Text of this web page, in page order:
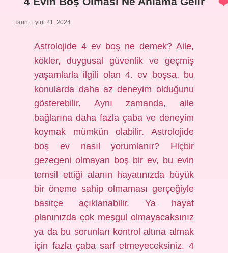
Tarih: Eylül 21, 2024
Astrolojide 4 ev boş ne demek? Aile,
kökler, duygusal güvenlik ve geçmiş
yaşamlarla ilgili olan 4. ev boşsa, bu
konularda daha az deneyim olduğunu
gösterebilir. Aynı zamanda, aile
bağlarına daha fazla çaba ve deneyim
koymak mümkün olabilir. Astrolojide
boş ev nasıl yorumlanır? Hiçbir
gezegeni olmayan boş bir ev, bu evin
temsil ettiği alanın hayatınızda büyük
bir öneme sahip olmaması gerçeğiyle
basitçe açıklanabilir. Ya hayat
planınızda çok meşgul olmayacaksınız
ya da bu sorunları kontrol altına almak
için fazla çaba sarf etmeyeceksiniz. 4